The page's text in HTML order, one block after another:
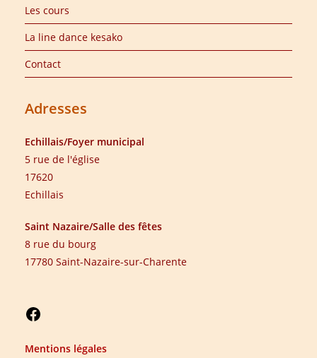
Les cours
La line dance kesako
Contact
Adresses
Echillais/Foyer municipal
5 rue de l'église
17620
Echillais
Saint Nazaire/Salle des fêtes
8 rue du bourg
17780 Saint-Nazaire-sur-Charente
Mentions légales